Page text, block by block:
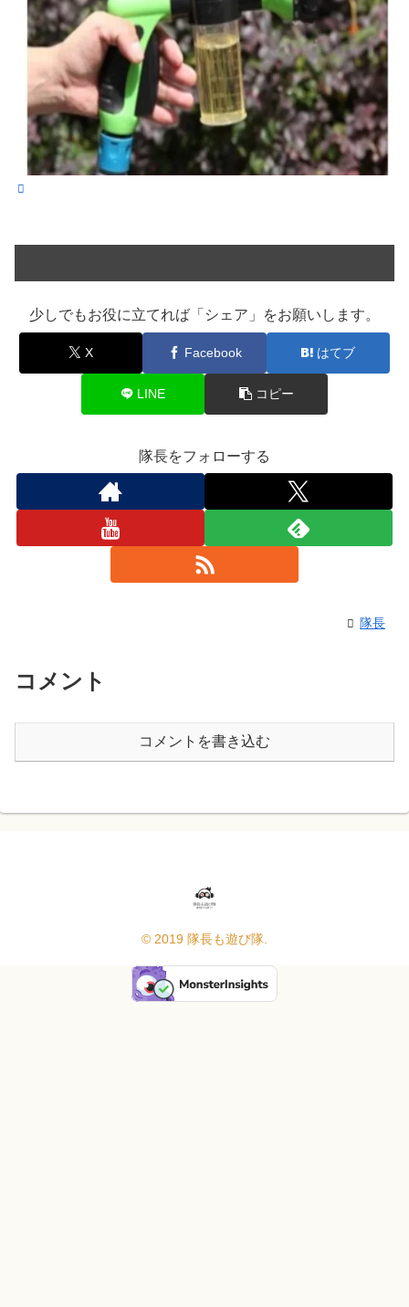
少しでもお役に立てれば「シェア」をお願いします。
X Facebook はてブ
LINE コピー
隊長をフォローする
隊長
コメント
コメントを書き込む
© 2019 隊長も遊び隊.